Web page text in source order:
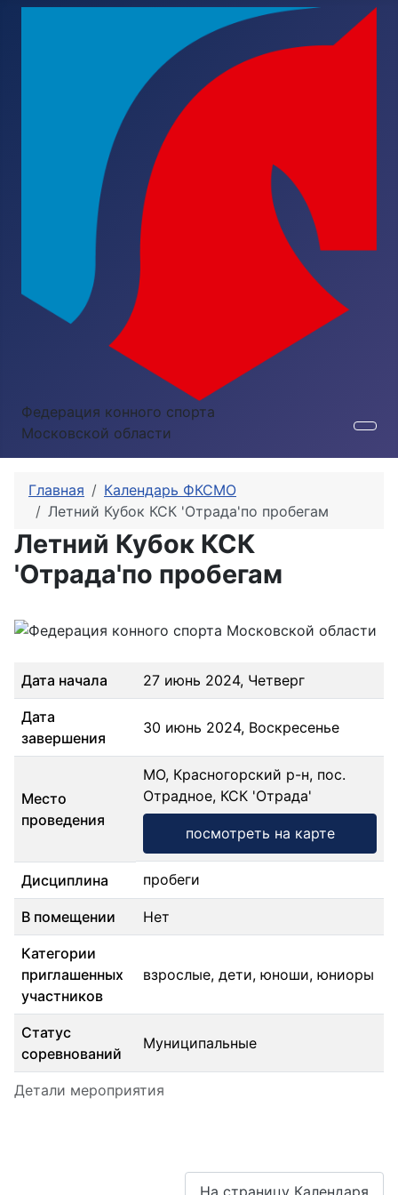
Федерация конного спорта
Московской области
Главная
Календарь ФКСМО
Летний Кубок КСК 'Отрада'по пробегам
Летний Кубок КСК
'Отрада'по пробегам
Детали мероприятия
Дата начала 27 июнь 2024, Четверг
Дата
завершения
30 июнь 2024, Воскресенье
Место
проведения
МО, Красногорский р-н, пос.
Отрадное, КСК 'Отрада'
посмотреть на карте
Дисциплина пробеги
В помещении Нет
Категории
приглашенных
участников
взрослые, дети, юноши, юниоры
Статус
соревнований
Муниципальные